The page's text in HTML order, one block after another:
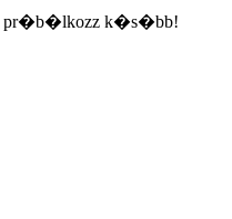
pr�b�lkozz k�s�bb!